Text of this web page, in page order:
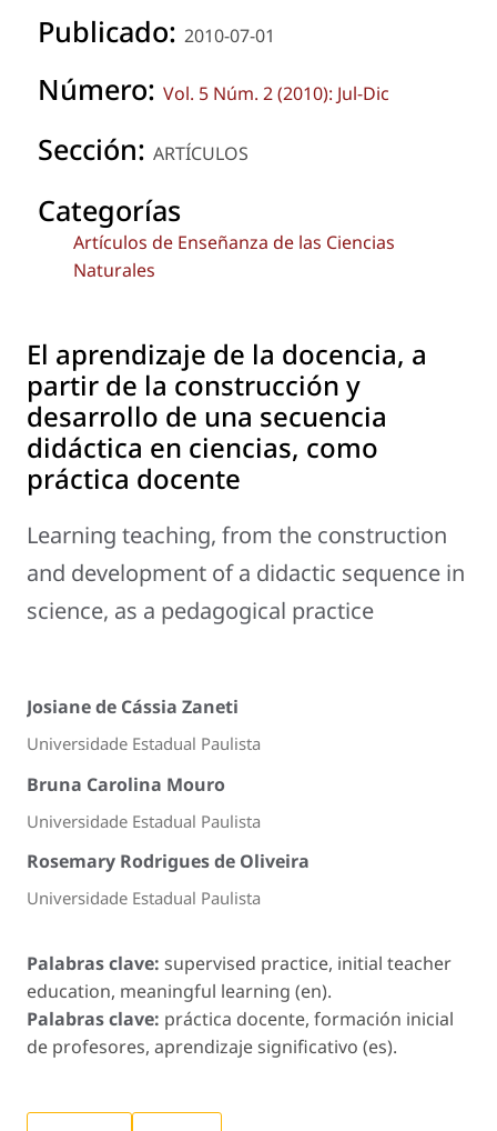
Publicado: 2010-07-01
Número: Vol. 5 Núm. 2 (2010): Jul-Dic
Sección: ARTÍCULOS
Categorías
Artículos de Enseñanza de las Ciencias
Naturales
El aprendizaje de la docencia, a
partir de la construcción y
desarrollo de una secuencia
didáctica en ciencias, como
práctica docente
Learning teaching, from the construction
and development of a didactic sequence in
science, as a pedagogical practice
Josiane de Cássia Zaneti
Universidade Estadual Paulista
Bruna Carolina Mouro
Universidade Estadual Paulista
Rosemary Rodrigues de Oliveira
Universidade Estadual Paulista
Palabras clave: supervised practice, initial teacher
education, meaningful learning (en).
Palabras clave: práctica docente, formación inicial
de profesores, aprendizaje significativo (es).